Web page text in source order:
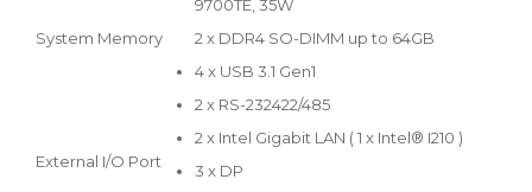
9700TE, 35W
System Memory
2 x DDR4 SO-DIMM up to 64GB
External I/O Port
4 x USB 3.1 Gen1
2 x RS-232422/485
2 x Intel Gigabit LAN ( 1 x Intel® I210 )
3 x DP